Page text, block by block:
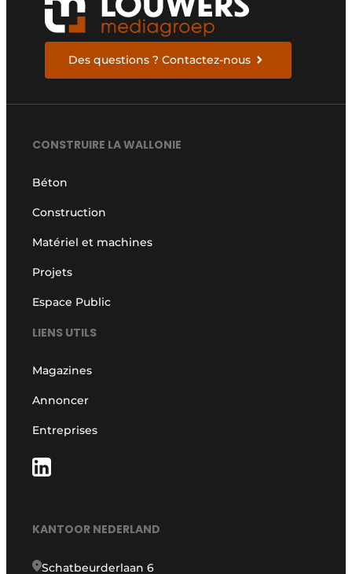
Des questions ? Contactez-nous
CONSTRUIRE LA WALLONIE
Béton
Construction
Matériel et machines
Projets
Espace Public
LIENS UTILS
Magazines
Annoncer
Entreprises
KANTOOR NEDERLAND
Schatbeurderlaan 6